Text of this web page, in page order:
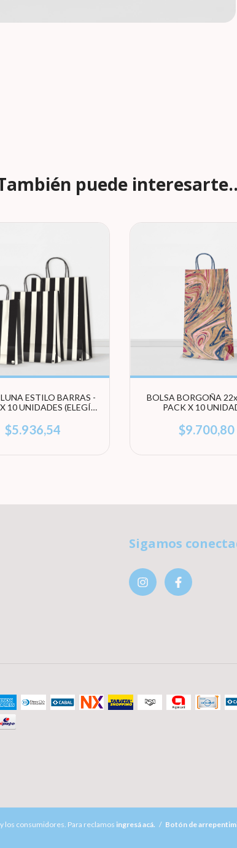
puede
ESTILO BARRAS -
10 UNIDADES (ELEGÍ
$5.936,54
BOLSA BORGOÑA
PACK X 10
$9.700,80
Sigamos
los consumidores. Para reclamos ingresá acá. / Botón de